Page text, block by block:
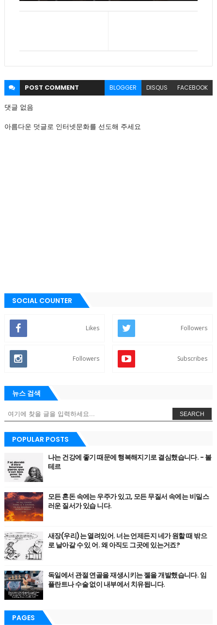
POST COMMENT BLOGGER DISQUS FACEBOOK
댓글 없음
아름다운 덧글로 인터넷문화를 선도해 주세요
SOCIAL COUNTER
Likes Followers
Followers Subscribes
뉴스 검색
SEARCH
POPULAR POSTS
나는 건강에 좋기 때문에 행복해지기로 결심했습니다. - 볼
테르
모든 혼돈 속에는 우주가 있고, 모든 무질서 속에는 비밀스
러운 질서가 있습 니다.
새장(우리)는 열려있어. 너는 언제든지 네가 원할 때 밖으
로 날아갈 수 있 어. 왜 아직도 그곳에 있는거죠?
독일에서 관절 연골을 재생시키는 젤을 개발했습니다. 임
플란트나 수술 없이 내부에서 치유됩니다.
PAGES